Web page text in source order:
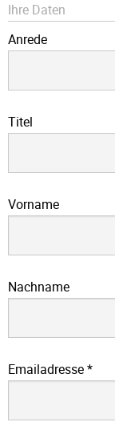
Ihre Daten
Anrede
Titel
Vorname
Nachname
Emailadresse*